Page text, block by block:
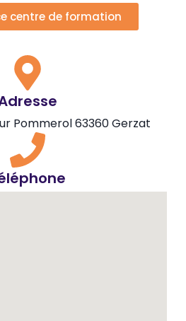
centre de formation
Pommerol 63360 Gerzat